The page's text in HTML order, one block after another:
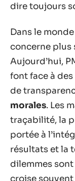
dire toujours
Dans le
concerne plus
Aujourd’hui,
font face à
de
morales. Les
traçabilité, la
portée à
résultats et la
dilemmes
croise